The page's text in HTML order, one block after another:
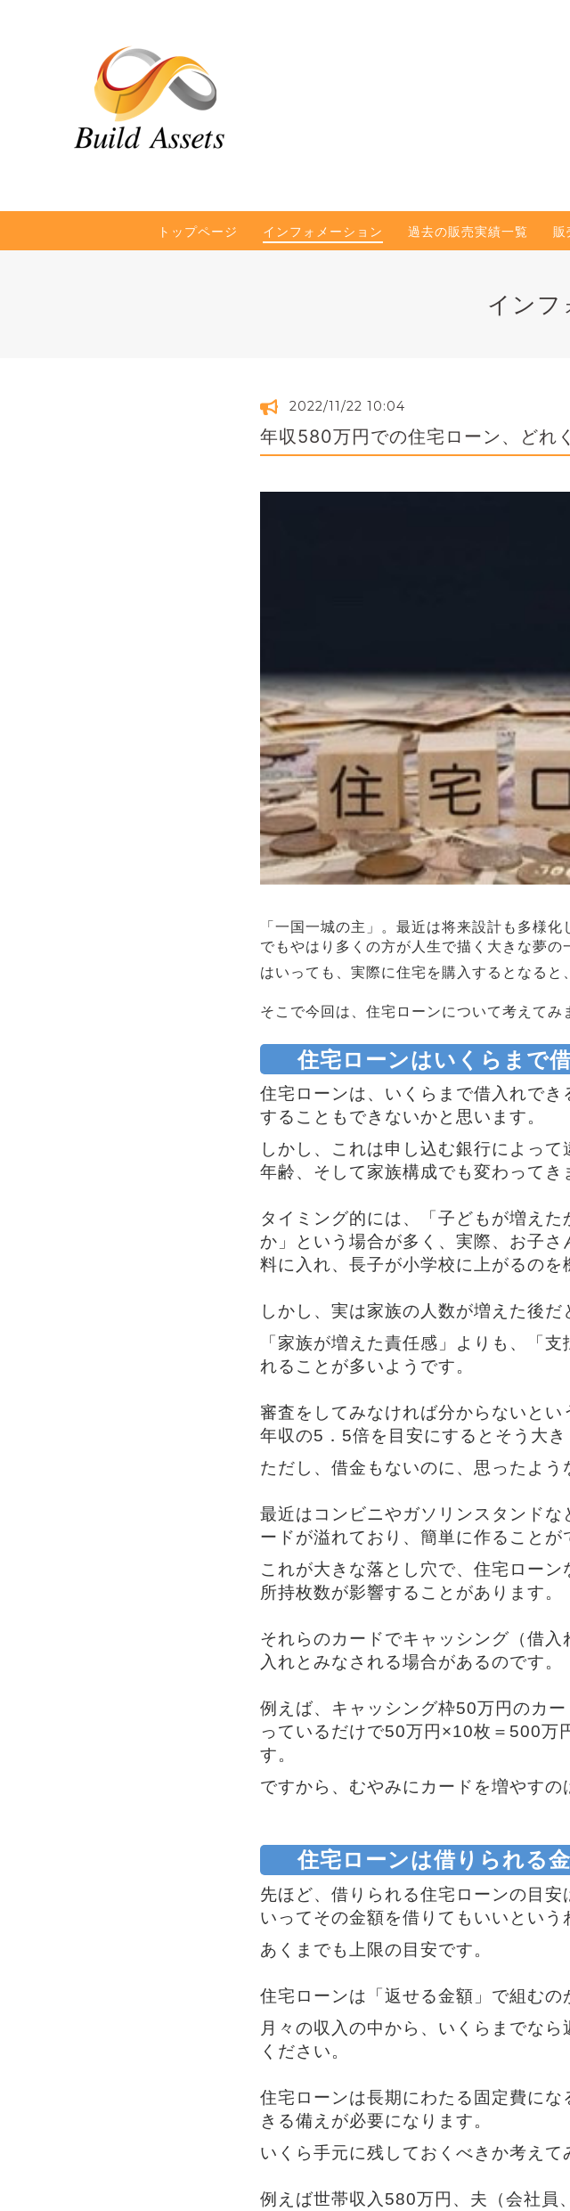
トップページ インフォメーション 過去の販売実績一覧 販
インフ
2022/11/22 10:04
年収580万円での住宅ローン、どれ
「一国一城の主」。最近は将来設計も多様
でもやはり多くの方が人生で描く大きな夢の
はいっても、実際に住宅を購入するとなると
そこで今回は、住宅ローンについて考えてみ
住宅ローンはいくらまで
住宅ローンは、いくらまで借入れで
することもできないかと思います。
しかし、これは申し込む銀行によっ
年齢、そして家族構成でも変わってき
タイミング的には、「子どもが増え
か」という場合が多く、実際、お子
料に入れ、長子が小学校に上がるのを
しかし、実は家族の人数が増えた後
「家族が増えた責任感」よりも、「
れることが多いようです。
審査をしてみなければ分からないとい
年収の5．5倍を目安にするとそう大き
ただし、借金もないのに、思ったよう
最近はコンビニやガソリンスタンド
ードが溢れており、簡単に作ることが
これが大きな落とし穴で、住宅ロー
所持枚数が影響することがあります。
それらのカードでキャッシング（借
入れとみなされる場合があるのです。
例えば、キャッシング枠50万円のカ
っているだけで50万円×10枚＝500万
す。
ですから、むやみにカードを増やすの
住宅ローンは借りられる
先ほど、借りられる住宅ローンの目
いってその金額を借りてもいいという
あくまでも上限の目安です。
住宅ローンは「返せる金額」で組むの
月々の収入の中から、いくらまでな
ください。
住宅ローンは長期にわたる固定費に
きる備えが必要になります。
いくら手元に残しておくべきか考えて
例えば世帯収入580万円、夫（会社員